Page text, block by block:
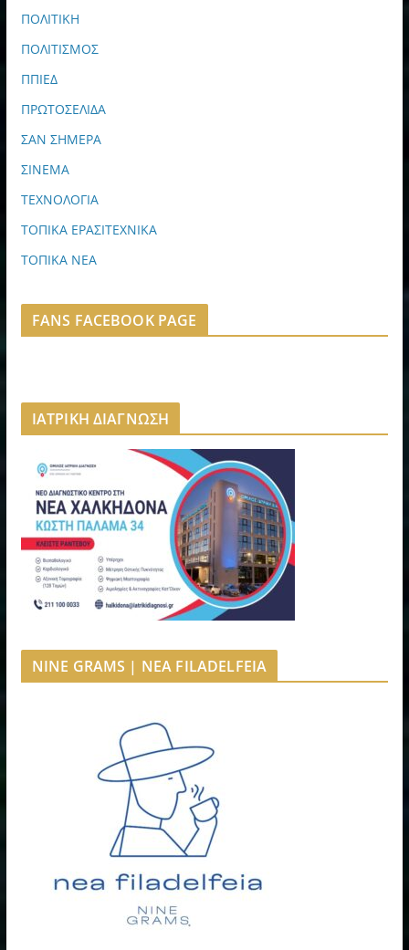
ΠΟΛΙΤΙΚΗ
ΠΟΛΙΤΙΣΜΟΣ
ΠΠΙΕΔ
ΠΡΩΤΟΣΕΛΙΔΑ
ΣΑΝ ΣΗΜΕΡΑ
ΣΙΝΕΜΑ
ΤΕΧΝΟΛΟΓΙΑ
ΤΟΠΙΚΑ ΕΡΑΣΙΤΕΧΝΙΚΑ
ΤΟΠΙΚΑ ΝΕΑ
FANS FACEBOOK PAGE
ΙΑΤΡΙΚΗ ΔΙΑΓΝΩΣΗ
NINE GRAMS | NEA FILADELFEIA